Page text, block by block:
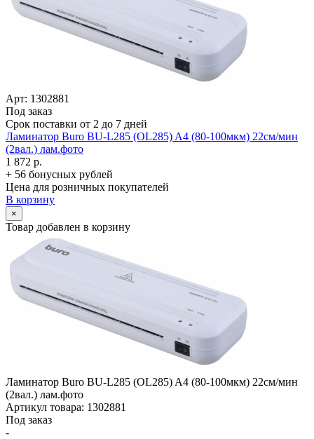
Арт: 1302881
Под заказ
Срок поставки от 2 до 7 дней
Ламинатор Buro BU-L285 (OL285) A4 (80-100мкм) 22см/­мин
(2вал.) лам.фото
1 872 р.
+ 56 бонусных рублей
Цена для розничных покупателей
В корзину
×
Товар добавлен в корзину
Ламинатор Buro BU-L285 (OL285) A4 (80-100мкм) 22см/­мин
(2вал.) лам.фото
Артикул товара: 1302881
Под заказ
-